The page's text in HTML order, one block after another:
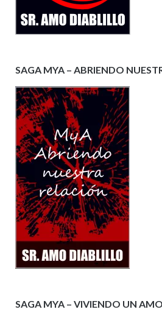
SAGA MYA – ABRIENDO
SAGA MYA – VIVIENDO UN